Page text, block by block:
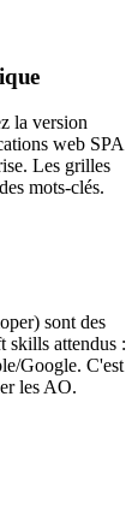
la version
web SPA
Les grilles
mots-clés.
sont des
skills attendus :
Google. C'est
les AO.